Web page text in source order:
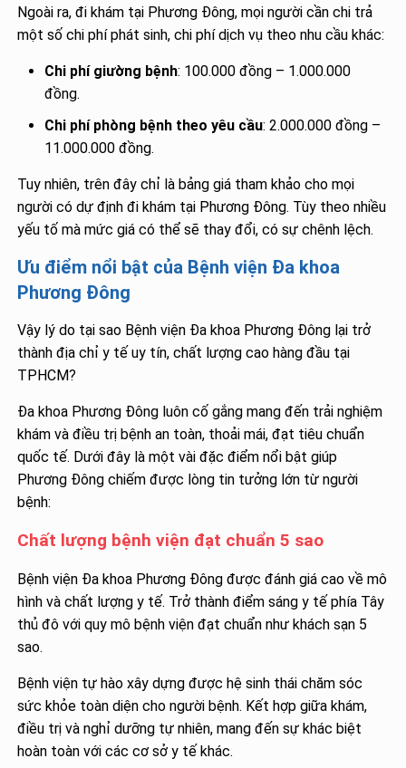
Ngoài ra, đi khám tại Phương Đông, mọi người cần chi trả
một số chi phí phát sinh, chi phí dịch vụ theo nhu cầu khác:
Chi phí giường bệnh: 100.000 đồng – 1.000.000
đồng.
Chi phí phòng bệnh theo yêu cầu: 2.000.000 đồng –
11.000.000 đồng.
Tuy nhiên, trên đây chỉ là bảng giá tham khảo cho mọi
người có dự định đi khám tại Phương Đông. Tùy theo nhiều
yếu tố mà mức giá có thể sẽ thay đổi, có sự chênh lệch.
Ưu điểm nổi bật của Bệnh viện Đa khoa
Phương Đông
Vậy lý do tại sao Bệnh viện Đa khoa Phương Đông lại trở
thành địa chỉ y tế uy tín, chất lượng cao hàng đầu tại
TPHCM?
Đa khoa Phương Đông luôn cố gắng mang đến trải nghiệm
khám và điều trị bệnh an toàn, thoải mái, đạt tiêu chuẩn
quốc tế. Dưới đây là một vài đặc điểm nổi bật giúp
Phương Đông chiếm được lòng tin tưởng lớn từ người
bệnh:
Chất lượng bệnh viện đạt chuẩn 5 sao
Bệnh viện Đa khoa Phương Đông được đánh giá cao về mô
hình và chất lượng y tế. Trở thành điểm sáng y tế phía Tây
thủ đô với quy mô bệnh viện đạt chuẩn như khách sạn 5
sao.
Bệnh viện tự hào xây dựng được hệ sinh thái chăm sóc
sức khỏe toàn diện cho người bệnh. Kết hợp giữa khám,
điều trị và nghỉ dưỡng tự nhiên, mang đến sự khác biệt
hoàn toàn với các cơ sở y tế khác.